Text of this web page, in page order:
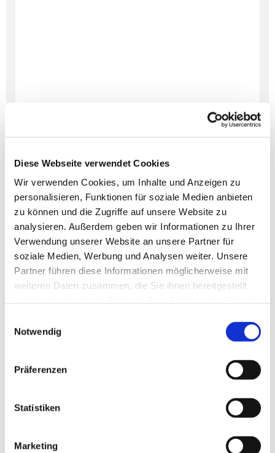
Diese Webseite verwendet Cookies
Wir verwenden Cookies, um Inhalte und Anzeigen zu
personalisieren, Funktionen für soziale Medien anbieten
zu können und die Zugriffe auf unsere Website zu
analysieren. Außerdem geben wir Informationen zu Ihrer
Verwendung unserer Website an unsere Partner für
soziale Medien, Werbung und Analysen weiter. Unsere
Partner führen diese Informationen möglicherweise mit
weiteren Daten zusammen, die Sie ihnen bereitgestellt
Notwendig
Präferenzen
Statistiken
Marketing
Dies könnte Sie auch
interessieren